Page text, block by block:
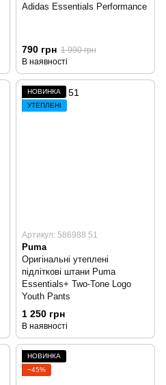
Adidas Essentials Performance
790 грн 1 990 грн
В наявності
НОВИНКА
УТЕПЛЕНІ
Артикул: 586988 51
Puma
Оригінальні утеплені
підліткові штани Puma
Essentials+ Two-Tone Logo
Youth Pants
1 250 грн
В наявності
НОВИНКА
−45%